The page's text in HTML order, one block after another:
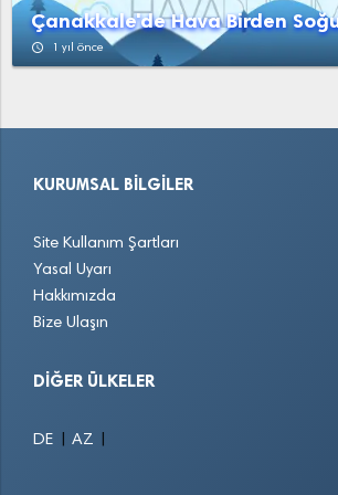
Çanakkale'de Hava Birden
access_time 1 yıl önce
KURUMSAL BILGILER
Site Kullanım Şartları
Yasal Uyarı
Hakkımızda
Bize Ulaşın
DIĞER ÜLKELER
DE AZ